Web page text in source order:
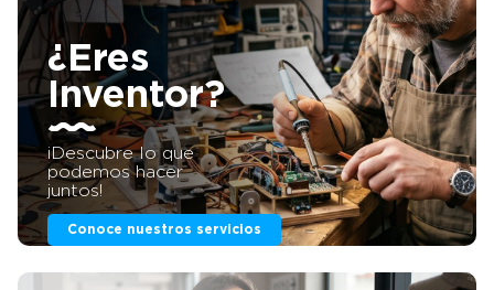
¿Eres
Inventor?
¡Descubre lo que
podemos hacer
juntos!
Conoce nuestros servicios